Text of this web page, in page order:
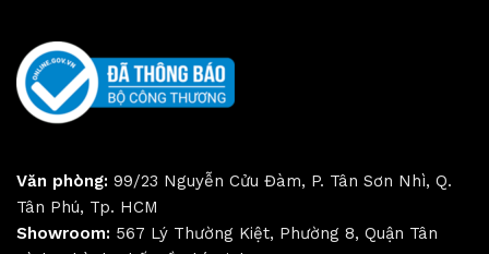
Văn phòng: 99/23 Nguyễn Cửu Đàm, P. Tân Sơn Nhì, Q.
Tân Phú, Tp. HCM
Showroom: 567 Lý Thường Kiệt, Phường 8, Quận Tân